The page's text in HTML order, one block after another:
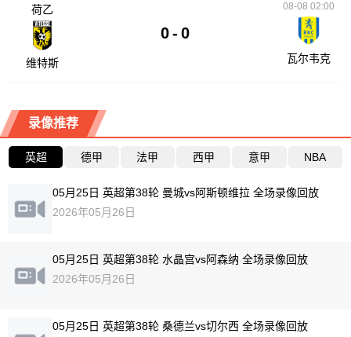
荷乙
维特斯
0 - 0
08-08 02:00
瓦尔韦克
录像推荐
英超 德甲 法甲 西甲 意甲 NBA
05月25日 英超第38轮 曼城vs阿斯顿维拉 全场录像回放
2026年05月26日
05月25日 英超第38轮 水晶宫vs阿森纳 全场录像回放
2026年05月26日
05月25日 英超第38轮 桑德兰vs切尔西 全场录像回放